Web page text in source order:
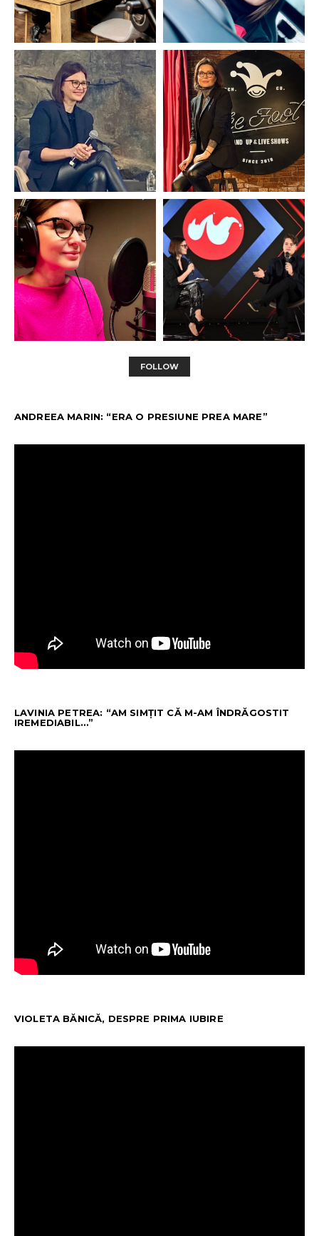
FOLLOW
ANDREEA MARIN: “ERA O PRESIUNE PREA MARE”
LAVINIA PETREA: “AM SIMȚIT CĂ M-AM ÎNDRĂGOSTIT
IREMEDIABIL…”
VIOLETA BĂNICĂ, DESPRE PRIMA IUBIRE